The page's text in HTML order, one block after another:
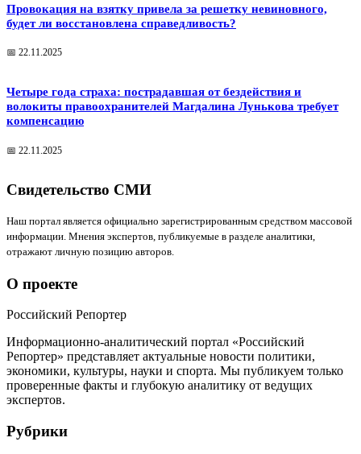
Провокация на взятку привела за решетку невиновного,
будет ли восстановлена справедливость?
📅 22.11.2025
Четыре года страха: пострадавшая от бездействия и
волокиты правоохранителей Магдалина Лунькова требует
компенсацию
📅 22.11.2025
Свидетельство СМИ
Наш портал является официально зарегистрированным средством массовой
информации. Мнения экспертов, публикуемые в разделе аналитики,
отражают личную позицию авторов.
О проекте
Российский Репортер
Информационно-аналитический портал «Российский
Репортер» представляет актуальные новости политики,
экономики, культуры, науки и спорта. Мы публикуем только
проверенные факты и глубокую аналитику от ведущих
экспертов.
Рубрики